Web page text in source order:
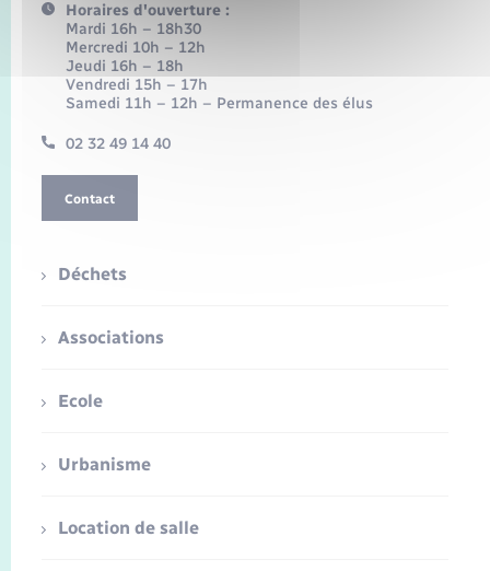
Horaires d'ouverture :
Mardi 16h – 18h30
Mercredi 10h – 12h
Jeudi 16h – 18h
Vendredi 15h – 17h
Samedi 11h – 12h – Permanence des élus
02 32 49 14 40
Contact
Déchets
Associations
Ecole
Urbanisme
Location de salle